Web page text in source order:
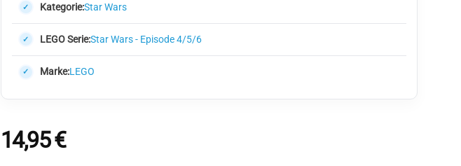
Kategorie:Star Wars
LEGO Serie:Star Wars - Episode 4/5/6
Marke:LEGO
14,95€